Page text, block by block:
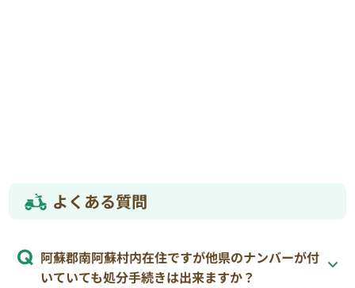
よくある質問
阿蘇郡南阿蘇村内在住ですが他県のナンバーが付
いていても処分手続きは出来ますか？